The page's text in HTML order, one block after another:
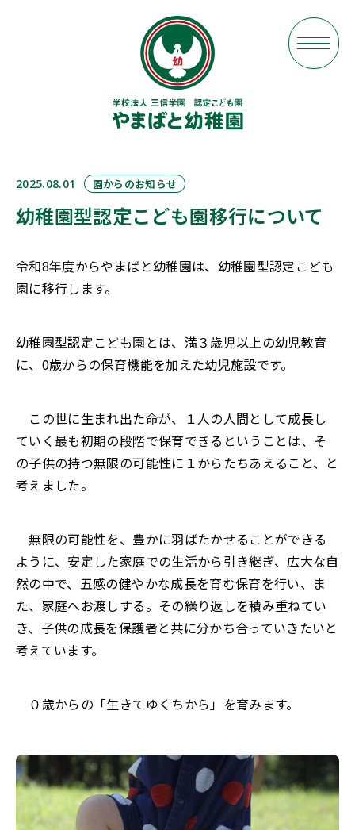
2025.08.01 園からのお知らせ
幼稚園型認定こども園移行について
令和8年度からやまばと幼稚園は、幼稚園型認定こども
園に移行します。
幼稚園型認定こども園とは、満３歳児以上の幼児教育
に、0歳からの保育機能を加えた幼児施設です。
この世に生まれ出た命が、１人の人間として成長し
ていく最も初期の段階で保育できるということは、そ
の子供の持つ無限の可能性に１からたちあえること、と
考えました。
無限の可能性を、豊かに羽ばたかせることができる
ように、安定した家庭での生活から引き継ぎ、広大な自
然の中で、五感の健やかな成長を育む保育を行い、ま
た、家庭へお渡しする。その繰り返しを積み重ねてい
き、子供の成長を保護者と共に分かち合っていきたいと
考えています。
０歳からの「生きてゆくちから」を育みます。